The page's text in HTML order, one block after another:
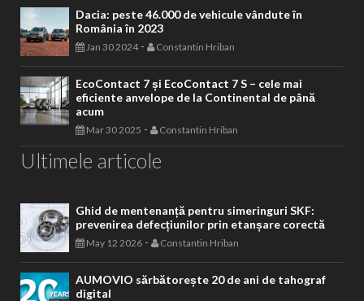
Dacia: peste 46.000 de vehicule vândute în
România în 2023
Jan 30 2024- Constantin Hriban
EcoContact 7 și EcoContact 7 S – cele mai
eficiente anvelope de la Continental de până
acum
Mar 30 2025 - Constantin Hriban
Ultimele articole
Ghid de mentenanță pentru simeringuri SKF:
prevenirea defecțiunilor prin etanșare corectă
May 12 2026 - Constantin Hriban
AUMOVIO sărbătorește 20 de ani de tahograf
digital